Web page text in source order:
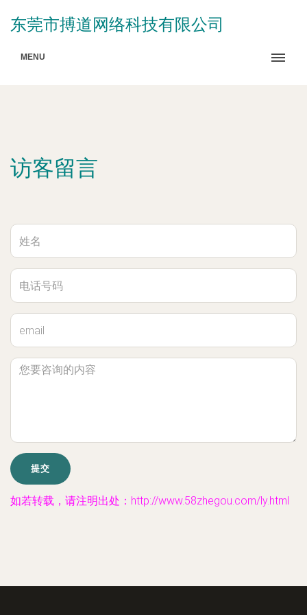
东莞市搏道网络科技有限公司
MENU
访客留言
如若转载，请注明出处：http://www.58zhegou.com/ly.html